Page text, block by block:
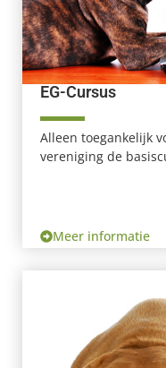
EG-Cursus
Alleen toegankelijk
vereniging de
Meer informatie